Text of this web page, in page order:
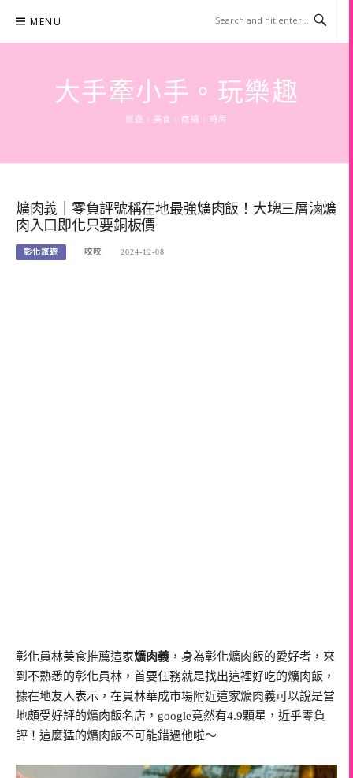
content
MENU
大手牽小手。玩樂趣
旅遊 | 美食 | 商攝 | 時尚
爌肉義｜零負評號稱在地最強爌肉飯！大塊三層滷爌
肉入口即化只要銅板價
彰化旅遊 咬咬 2024-12-08
彰化員林美食推薦這家爌肉義 ，身為彰化爌肉飯的愛好者，來
到不熟悉的彰化員林，首要任務就是找出這裡好吃的爌肉飯，
據在地友人表示，在員林華成市場附近這家爌肉義可以說是當
地頗受好評的爌肉飯名店，google竟然有4.9顆星，近乎零負
評！這麼猛的爌肉飯不可能錯過他啦～